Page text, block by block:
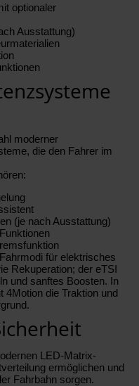
optionaler
Ausstattung)
moderner
die den Fahrer im
(je nach Ausstattung)
für elektrisches
Rekuperation; der eTSI
und sanftes Boosten. In
4Motion die Traktion und
LED-Matrix-
ermöglichen und
Fahrbahn sorgen.